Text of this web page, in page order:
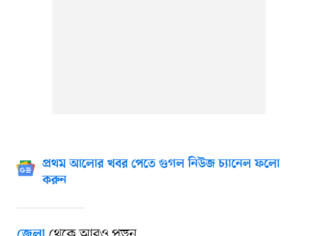
প্রথম আলোর খবর পেতে গুগল নিউজ চ্যানেল ফলো
করুন